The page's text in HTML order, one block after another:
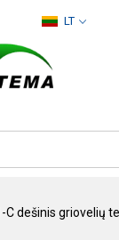
LT
C dešinis griovelių